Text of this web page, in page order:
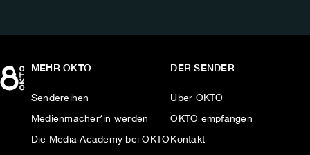
MEHR OKTO
Sendereihen
Medienmacher*in werden
Die Media Academy bei OKTO
DER SENDER
Über OKTO
OKTO empfangen
Kontakt